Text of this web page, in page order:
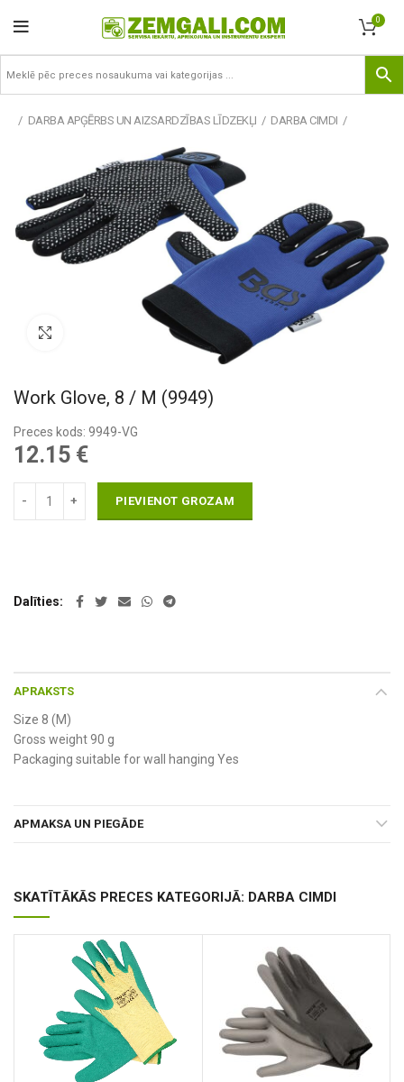
0
DARBA APĢĒRBS UN AIZSARDZĪBAS LĪDZEKĻI DARBA CIMDI
Work Glove, 8 / M (9949)
Preces kods: 9949-VG
12.15 €
PIEVIENOT GROZAM
Dalīties
APRAKSTS
Size 8 (M)
Gross weight 90 g
Packaging suitable for wall hanging Yes
APMAKSA UN PIEGĀDE
SKATĪTĀKĀS PRECES KATEGORIJĀ: DARBA CIMDI